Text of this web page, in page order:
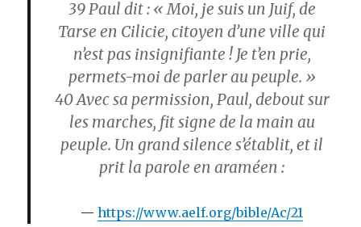
39Paul dit : « Moi, je suis un Juif, de
Tarse en Cilicie, citoyen d’une ville qui
n’est pas insignifiante ! Je t’en prie,
permets-moi de parler au peuple. »
40Avec sa permission, Paul, debout sur
les marches, fit signe de la main au
peuple. Un grand silence s’établit, et il
prit la parole en araméen :
https://www.aelf.org/bible/Ac/21